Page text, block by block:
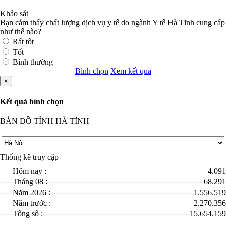
Khảo sát
Bạn cảm thấy chất lượng dịch vụ y tế do ngành Y tế Hà Tĩnh cung cấp
như thế nào?
Rất tốt
Tốt
Bình thường
Bình chọn Xem kết quả
×
Kết quả bình chọn
BẢN ĐỒ TỈNH HÀ TĨNH
Thống kê truy cập
Hôm nay :
4.091
Tháng 08 :
68.291
Năm 2026 :
1.556.519
Năm trước :
2.270.356
Tổng số :
15.654.159